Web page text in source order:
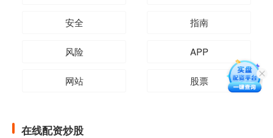
安全 指南
风险 APP
网站 股票
在线配资炒股